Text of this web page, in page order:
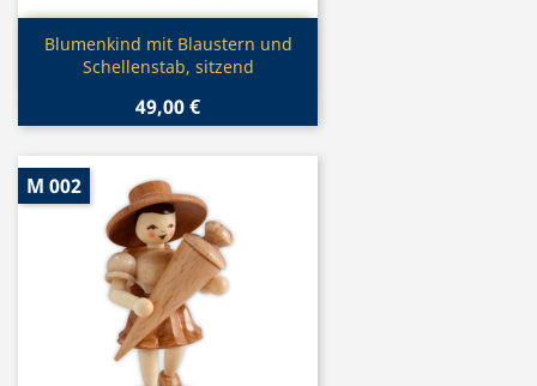
Vorschau
Blumenkind mit Blaustern und
Schellenstab, sitzend
49,00 €
M 002